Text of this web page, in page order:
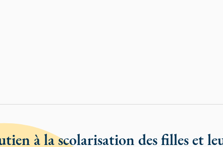
à la scolarisation des filles et